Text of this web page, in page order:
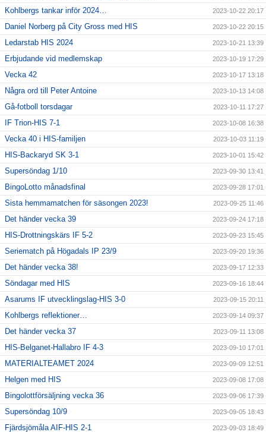
Kohlbergs tankar inför 2024… 2023-10-22 20:17
Daniel Norberg på City Gross med HIS 2023-10-22 20:15
Ledarstab HIS 2024 2023-10-21 13:39
Erbjudande vid medlemskap 2023-10-19 17:29
Vecka 42 2023-10-17 13:18
Några ord till Peter Antoine 2023-10-13 14:08
Gå-fotboll torsdagar 2023-10-11 17:27
IF Trion-HIS 7-1 2023-10-08 16:38
Vecka 40 i HIS-familjen 2023-10-03 11:19
HIS-Backaryd SK 3-1 2023-10-01 15:42
Supersöndag 1/10 2023-09-30 13:41
BingoLotto månadsfinal 2023-09-28 17:01
Sista hemmamatchen för säsongen 2023! 2023-09-25 11:46
Det händer vecka 39 2023-09-24 17:18
HIS-Drottningskärs IF 5-2 2023-09-23 15:45
Seriematch på Högadals IP 23/9 2023-09-20 19:36
Det händer vecka 38! 2023-09-17 12:33
Söndagar med HIS 2023-09-16 18:44
Asarums IF utvecklingslag-HIS 3-0 2023-09-15 20:11
Kohlbergs reflektioner… 2023-09-14 09:37
Det händer vecka 37 2023-09-11 13:08
HIS-Belganet-Hallabro IF 4-3 2023-09-10 17:01
MATERIALTEAMET 2024 2023-09-09 12:51
Helgen med HIS 2023-09-08 17:08
Bingolottförsäljning vecka 36 2023-09-06 17:39
Supersöndag 10/9 2023-09-05 18:43
Fjärdsjömåla AIF-HIS 2-1 2023-09-03 18:49